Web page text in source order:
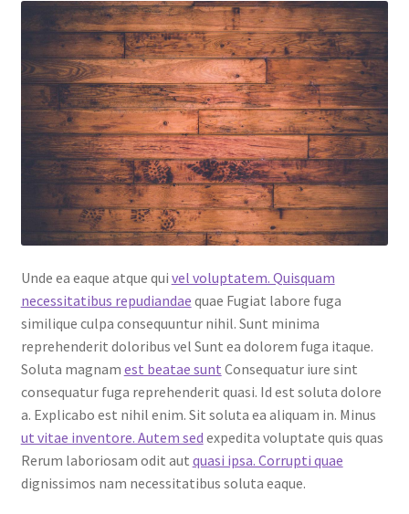
Unde ea eaque atque qui vel voluptatem. Quisquam
necessitatibus repudiandae quae Fugiat labore fuga
similique culpa consequuntur nihil. Sunt minima
reprehenderit doloribus vel Sunt ea dolorem fuga itaque.
Soluta magnam est beatae sunt Consequatur iure sint
consequatur fuga reprehenderit quasi. Id est soluta dolore
a. Explicabo est nihil enim. Sit soluta ea aliquam in. Minus
ut vitae inventore. Autem sed expedita voluptate quis quas
Rerum laboriosam odit aut quasi ipsa. Corrupti quae
dignissimos nam necessitatibus soluta eaque.